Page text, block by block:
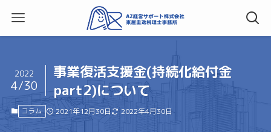
事業復活支援金(持続化給付金
part2)について
2022
4/30
コラム 2021年12月30日 2022年4月30日